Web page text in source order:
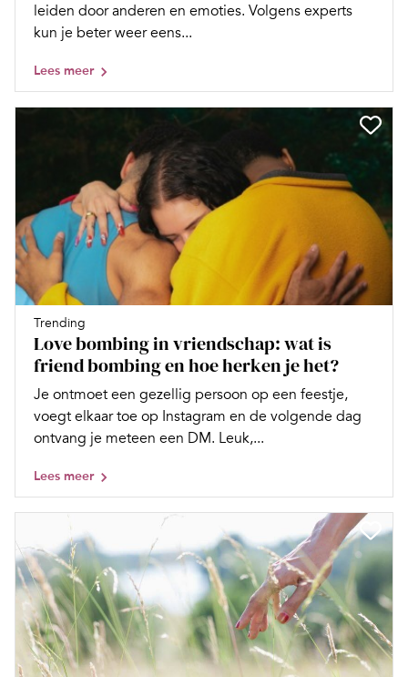
leiden door anderen en emoties. Volgens experts
kun je beter weer eens...
Lees meer
Trending
Love bombing in vriendschap: wat is
friend bombing en hoe herken je het?
Je ontmoet een gezellig persoon op een feestje,
voegt elkaar toe op Instagram en de volgende dag
ontvang je meteen een DM. Leuk,...
Lees meer